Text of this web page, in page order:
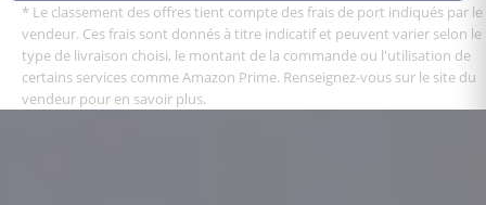
* Le classement des offres tient compte des frais de port indiqués par le
vendeur. Ces frais sont donnés à titre indicatif et peuvent varier selon le
type de livraison choisi, le montant de la commande ou l'utilisation de
certains services comme Amazon Prime. Renseignez-vous sur le site du
vendeur pour en savoir plus.